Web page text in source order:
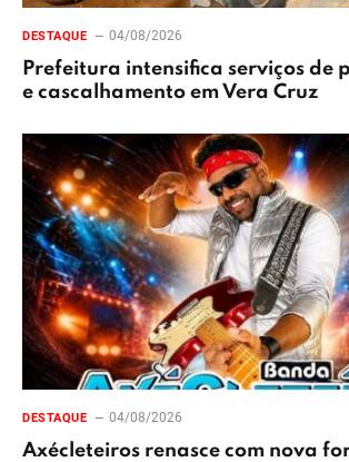
DESTAQUE 04/08/2026
Prefeitura intensifica serviços de
e cascalhamento em Vera Cruz
DESTAQUE 04/08/2026
Axécleteiros renasce com nova